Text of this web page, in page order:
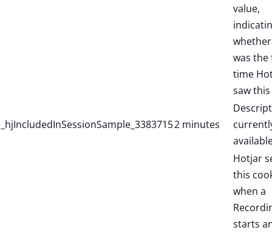
value,
was the
time
saw
_hjIncludedInSessionSample_33837152 minutes
Hotjar
this
when a
starts